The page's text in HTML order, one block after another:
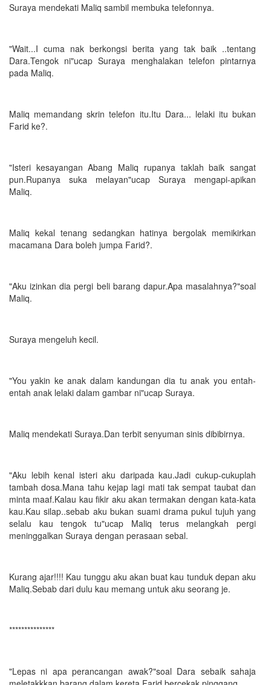
Suraya mendekati Maliq sambil membuka telefonnya.
"Wait...I cuma nak berkongsi berita yang tak baik ..tentang
Dara.Tengok ni"ucap Suraya menghalakan telefon pintarnya
pada Maliq.
Maliq memandang skrin telefon itu.Itu Dara... lelaki itu bukan
Farid ke?.
"Isteri kesayangan Abang Maliq rupanya taklah baik sangat
pun.Rupanya suka melayan"ucap Suraya mengapi-apikan
Maliq.
Maliq kekal tenang sedangkan hatinya bergolak memikirkan
macamana Dara boleh jumpa Farid?.
"Aku izinkan dia pergi beli barang dapur.Apa masalahnya?"soal
Maliq.
Suraya mengeluh kecil.
"You yakin ke anak dalam kandungan dia tu anak you entah-
entah anak lelaki dalam gambar ni"ucap Suraya.
Maliq mendekati Suraya.Dan terbit senyuman sinis dibibirnya.
"Aku lebih kenal isteri aku daripada kau.Jadi cukup-cukuplah
tambah dosa.Mana tahu kejap lagi mati tak sempat taubat dan
minta maaf.Kalau kau fikir aku akan termakan dengan kata-kata
kau.Kau silap..sebab aku bukan suami drama pukul tujuh yang
selalu kau tengok tu"ucap Maliq terus melangkah pergi
meninggalkan Suraya dengan perasaan sebal.
Kurang ajar!!!! Kau tunggu aku akan buat kau tunduk depan aku
Maliq.Sebab dari dulu kau memang untuk aku seorang je.
***************
"Lepas ni apa perancangan awak?"soal Dara sebaik sahaja